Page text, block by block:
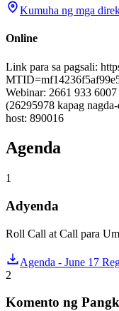
Kumuha ng mga
Online
Link para sa pagsali:
Webinar: 2661 933
(26295978 kapag
host: 890016
Agenda
1
Adyenda
Roll Call at Call para
Agenda - June 17
2
Komento ng